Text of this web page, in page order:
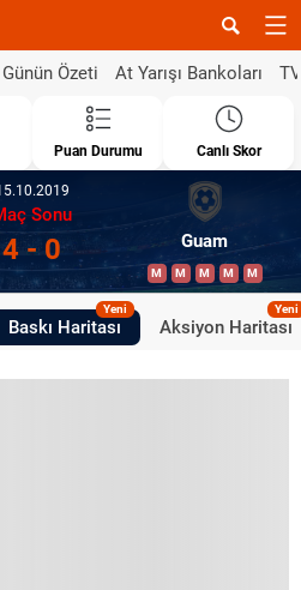
Günün Özeti At Yarışı Bankoları
Puan Durumu Canlı Skor
Sonu
4 - 0 Guam
M M M M M
Baskı Haritası
Yeni
Aksiyon Haritası
Yeni